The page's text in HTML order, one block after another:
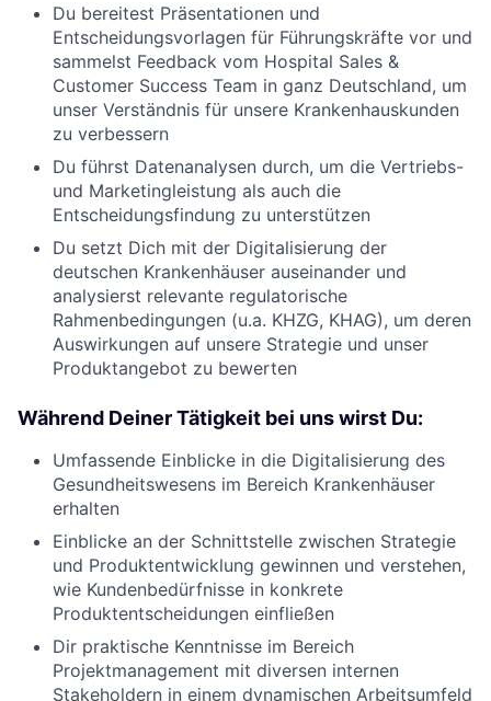
Du bereitest Präsentationen und
Entscheidungsvorlagen für Führungskräfte vor und
sammelst Feedback vom Hospital Sales &
Customer Success Team in ganz Deutschland, um
unser Verständnis für unsere Krankenhauskunden
zu verbessern
Du führst Datenanalysen durch, um die Vertriebs-
und Marketingleistung als auch die
Entscheidungsfindung zu unterstützen
Du setzt Dich mit der Digitalisierung der
deutschen Krankenhäuser auseinander und
analysierst relevante regulatorische
Rahmenbedingungen (u.a. KHZG, KHAG), um deren
Auswirkungen auf unsere Strategie und unser
Produktangebot zu bewerten
Während Deiner Tätigkeit bei uns wirst Du:
Umfassende Einblicke in die Digitalisierung des
Gesundheitswesens im Bereich Krankenhäuser
erhalten
Einblicke an der Schnittstelle zwischen Strategie
und Produktentwicklung gewinnen und verstehen,
wie Kundenbedürfnisse in konkrete
Produktentscheidungen einfließen
Dir praktische Kenntnisse im Bereich
Projektmanagement mit diversen internen
Stakeholdern in einem dynamischen Arbeitsumfeld